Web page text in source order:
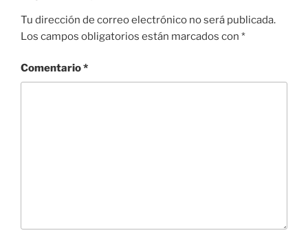
Tu dirección de correo electrónico no será publicada.
Los campos obligatorios están marcados con *
Comentario*